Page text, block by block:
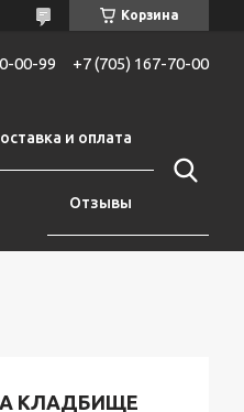
Корзина
00-99 +7 (705) 167-70-00
и оплата
Отзывы
КЛАДБИЩЕ